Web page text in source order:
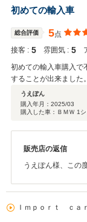
ンテナンスなどで
ばと思います！あ
初めての輸入車
総合評価 5点
接客 : 5 雰囲気 : 5
初めての輸入車購入で
することが出来ました
うえぽん
購入年月： 2025/03
購入した車：ＢＭＷ 1
販売店の返信
うえぽん様、この
い致します。
Ｉｍｐｏｒｔ ｃａ